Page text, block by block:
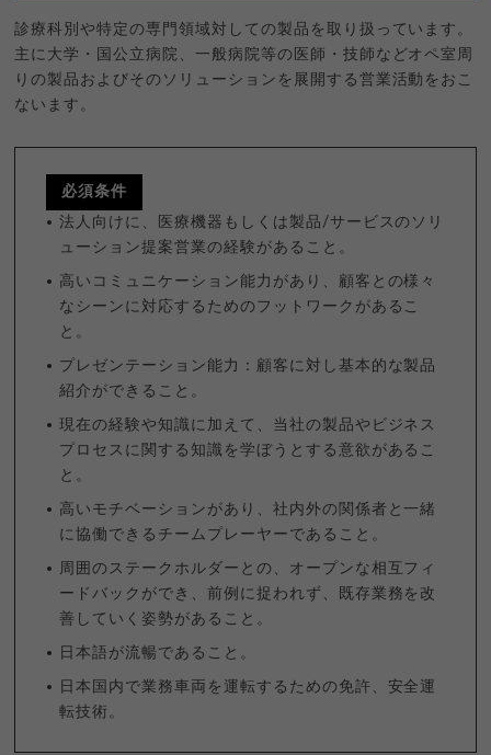
診療科別や特定の専門領域対しての製品を取り扱っています。
主に大学・国公立病院、一般病院等の医師・技師などオペ室周
りの製品およびそのソリューションを展開する営業活動をおこ
ないます。
必須条件
法人向けに、医療機器もしくは製品/サービスのソリ
ューション提案営業の経験があること。
高いコミュニケーション能力があり、顧客との様々
なシーンに対応するためのフットワークがあるこ
と。
プレゼンテーション能力：顧客に対し基本的な製品
紹介ができること。
現在の経験や知識に加えて、当社の製品やビジネス
プロセスに関する知識を学ぼうとする意欲があるこ
と。
高いモチベーションがあり、社内外の関係者と一緒
に協働できるチームプレーヤーであること。
周囲のステークホルダーとの、オープンな相互フィ
ードバックができ、前例に捉われず、既存業務を改
善していく姿勢があること。
日本語が流暢であること。
日本国内で業務車両を運転するための免許、安全運
転技術。